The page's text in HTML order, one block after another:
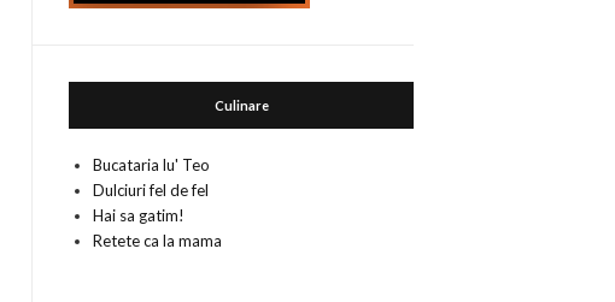
Culinare
Bucataria lu' Teo
Dulciuri fel de fel
Hai sa gatim!
Retete ca la mama